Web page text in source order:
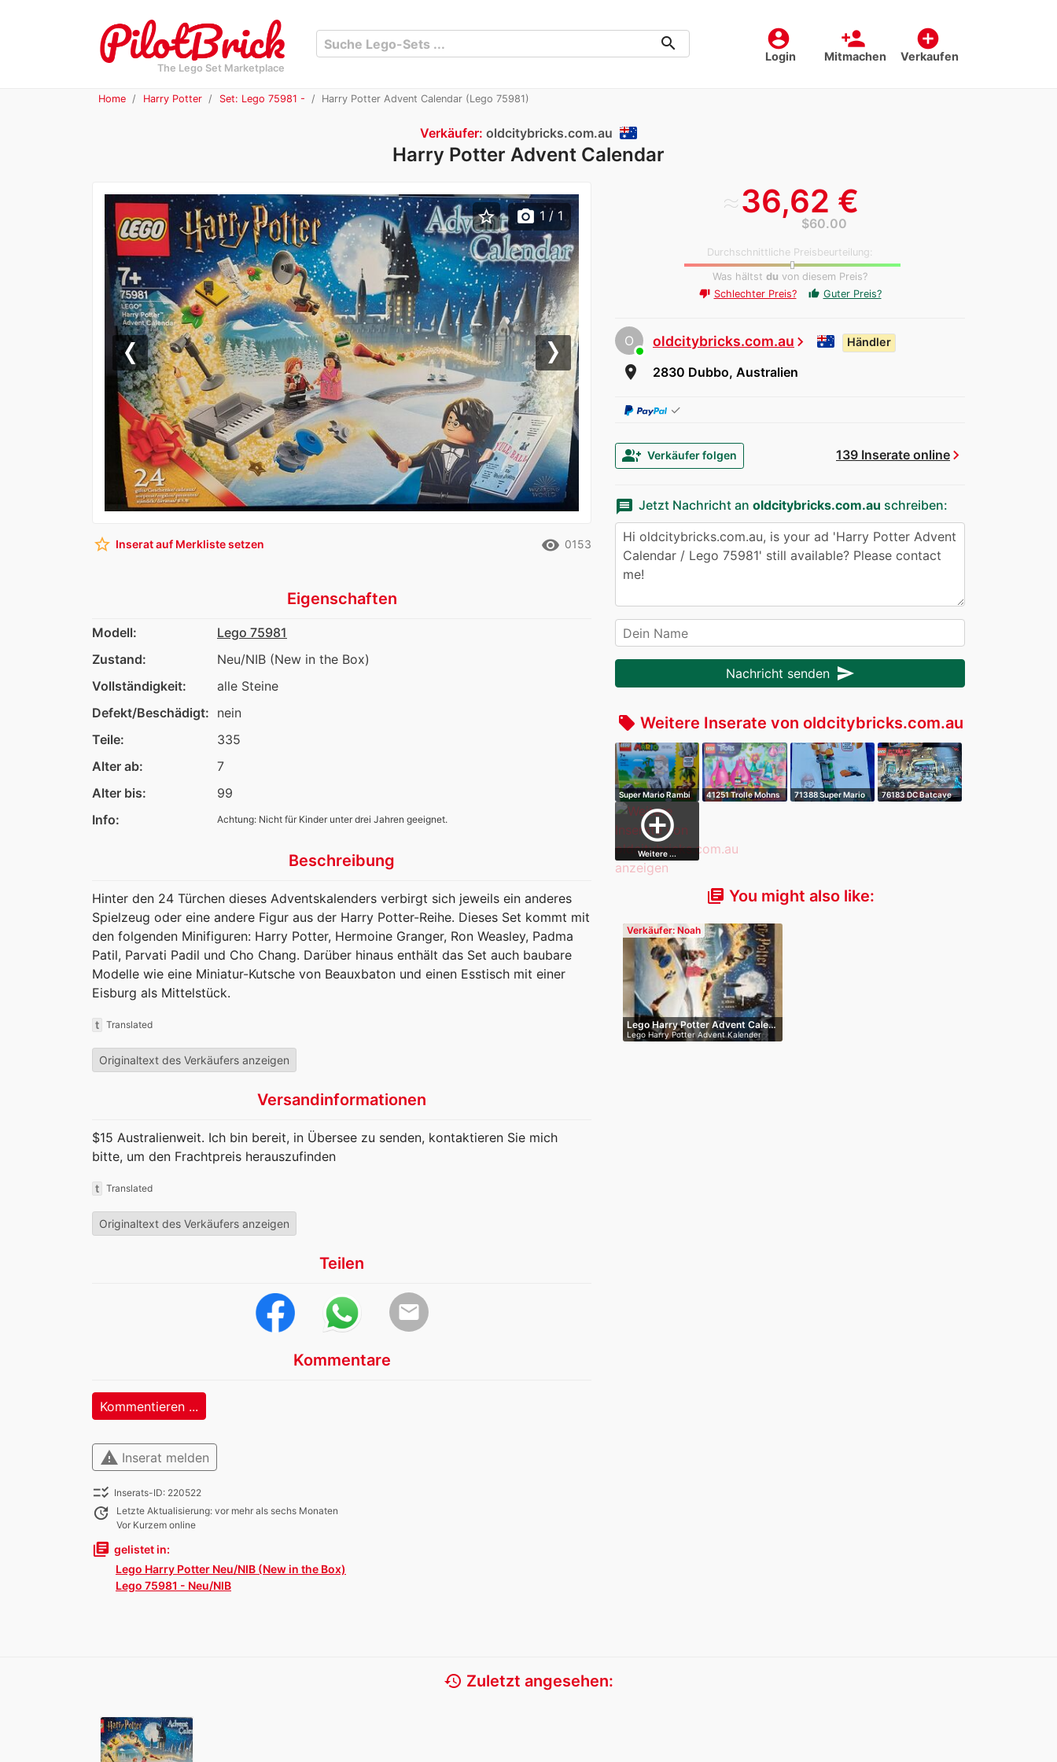
The Lego Set Marketplace
account_circle
Login
person_add
Mitmachen
add_circle
Verkaufen
search
Home Harry Potter Set: Lego 75981 - Harry Potter Advent Calendar (Lego 75981)
Verkäufer: oldcitybricks.com.au
Harry Potter Advent Calendar
≈36,62 €
$60.00
Durchschnittliche Preisbeurteilung:
Was hältst du von diesem Preis?
thumb_down Schlechter Preis? thumb_up Guter Preis?
O oldcitybricks.com.auchevron_right Händler
room 2830 Dubbo, Australien
✓
139 Inserate onlinechevron_right
group_add Verkäufer folgen
message Jetzt Nachricht an oldcitybricks.com.au schreiben:
Nachricht senden send
local_offer Weitere Inserate von oldcitybricks.com.au
Super Mario Rambi
das Nashorn…
41251 Trolle Mohns
71388 Super Mario
76183 DC Batcave
add_circle_outline
Weitere ...
library_books You might also like:
Verkäufer: Noah
Lego Harry Potter Advent Cale…
Lego Harry Potter Advent Kalender
Neu i…
Previous Next
star_border photo_camera 1 / 1
star_border Inserat auf Merkliste setzen remove_red_eye 0153
Eigenschaften
Modell:
Lego 75981
Zustand:
Neu/NIB (New in the Box)
Vollständigkeit:
alle Steine
Defekt/Beschädigt: nein
Teile:
335
Alter ab:
7
Alter bis:
99
Info:
Achtung: Nicht für Kinder unter drei Jahren geeignet.
Beschreibung
Hinter den 24 Türchen dieses Adventskalenders verbirgt sich jeweils ein anderes
Spielzeug oder eine andere Figur aus der Harry Potter-Reihe. Dieses Set kommt mit
den folgenden Minifiguren: Harry Potter, Hermoine Granger, Ron Weasley, Padma
Patil, Parvati Padil und Cho Chang. Darüber hinaus enthält das Set auch baubare
Modelle wie eine Miniatur-Kutsche von Beauxbaton und einen Esstisch mit einer
Eisburg als Mittelstück.
t Translated
Originaltext des Verkäufers anzeigen
Versandinformationen
$15 Australienweit. Ich bin bereit, in Übersee zu senden, kontaktieren Sie mich
bitte, um den Frachtpreis herauszufinden
t Translated
Originaltext des Verkäufers anzeigen
Teilen
email
Kommentare
Kommentieren ...
warning Inserat melden
checklist_rtl Inserats-ID: 220522
update
Letzte Aktualisierung: vor mehr als sechs Monaten
Vor Kurzem online
library_books gelistet in:
Lego Harry Potter Neu/NIB (New in the Box)
Lego 75981 - Neu/NIB
history Zuletzt angesehen: